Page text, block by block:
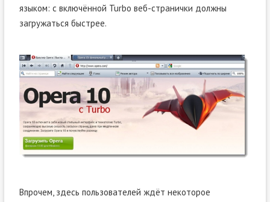
языком: с включённой Turbo веб-странички должны
загружаться быстрее.
Впрочем, здесь пользователей ждёт некоторое